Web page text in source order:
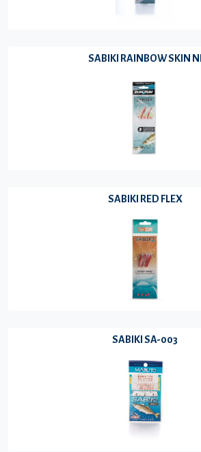
SABIKI RAINBOW SKIN NI
SABIKI RED FLEX
SABIKI SA-003